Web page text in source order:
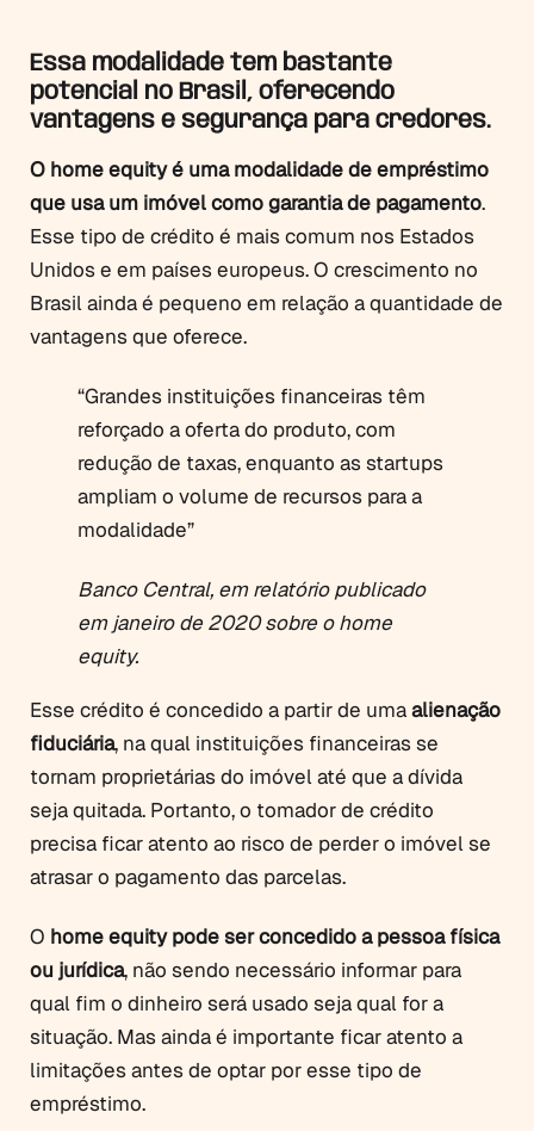
Essa modalidade tem bastante
potencial no Brasil, oferecendo
vantagens e segurança para credores.
O home equity é uma modalidade de empréstimo
que usa um imóvel como garantia de pagamento.
Esse tipo de crédito é mais comum nos Estados
Unidos e em países europeus. O crescimento no
Brasil ainda é pequeno em relação a quantidade de
vantagens que oferece.
“Grandes instituições financeiras têm
reforçado a oferta do produto, com
redução de taxas, enquanto as startups
ampliam o volume de recursos para a
modalidade”
Banco Central, em relatório publicado
em janeiro de 2020 sobre o home
equity.
Esse crédito é concedido a partir de umaalienação
fiduciária, na qual instituições financeiras se
tornam proprietárias do imóvel até que a dívida
seja quitada. Portanto, o tomador de crédito
precisa ficar atento ao risco de perder o imóvel se
atrasar o pagamento das parcelas.
O home equity pode ser concedido a pessoa física
ou jurídica, não sendo necessário informar para
qual fim o dinheiro será usado seja qual for a
situação. Mas ainda é importante ficar atento a
limitações antes de optar por esse tipo de
empréstimo.